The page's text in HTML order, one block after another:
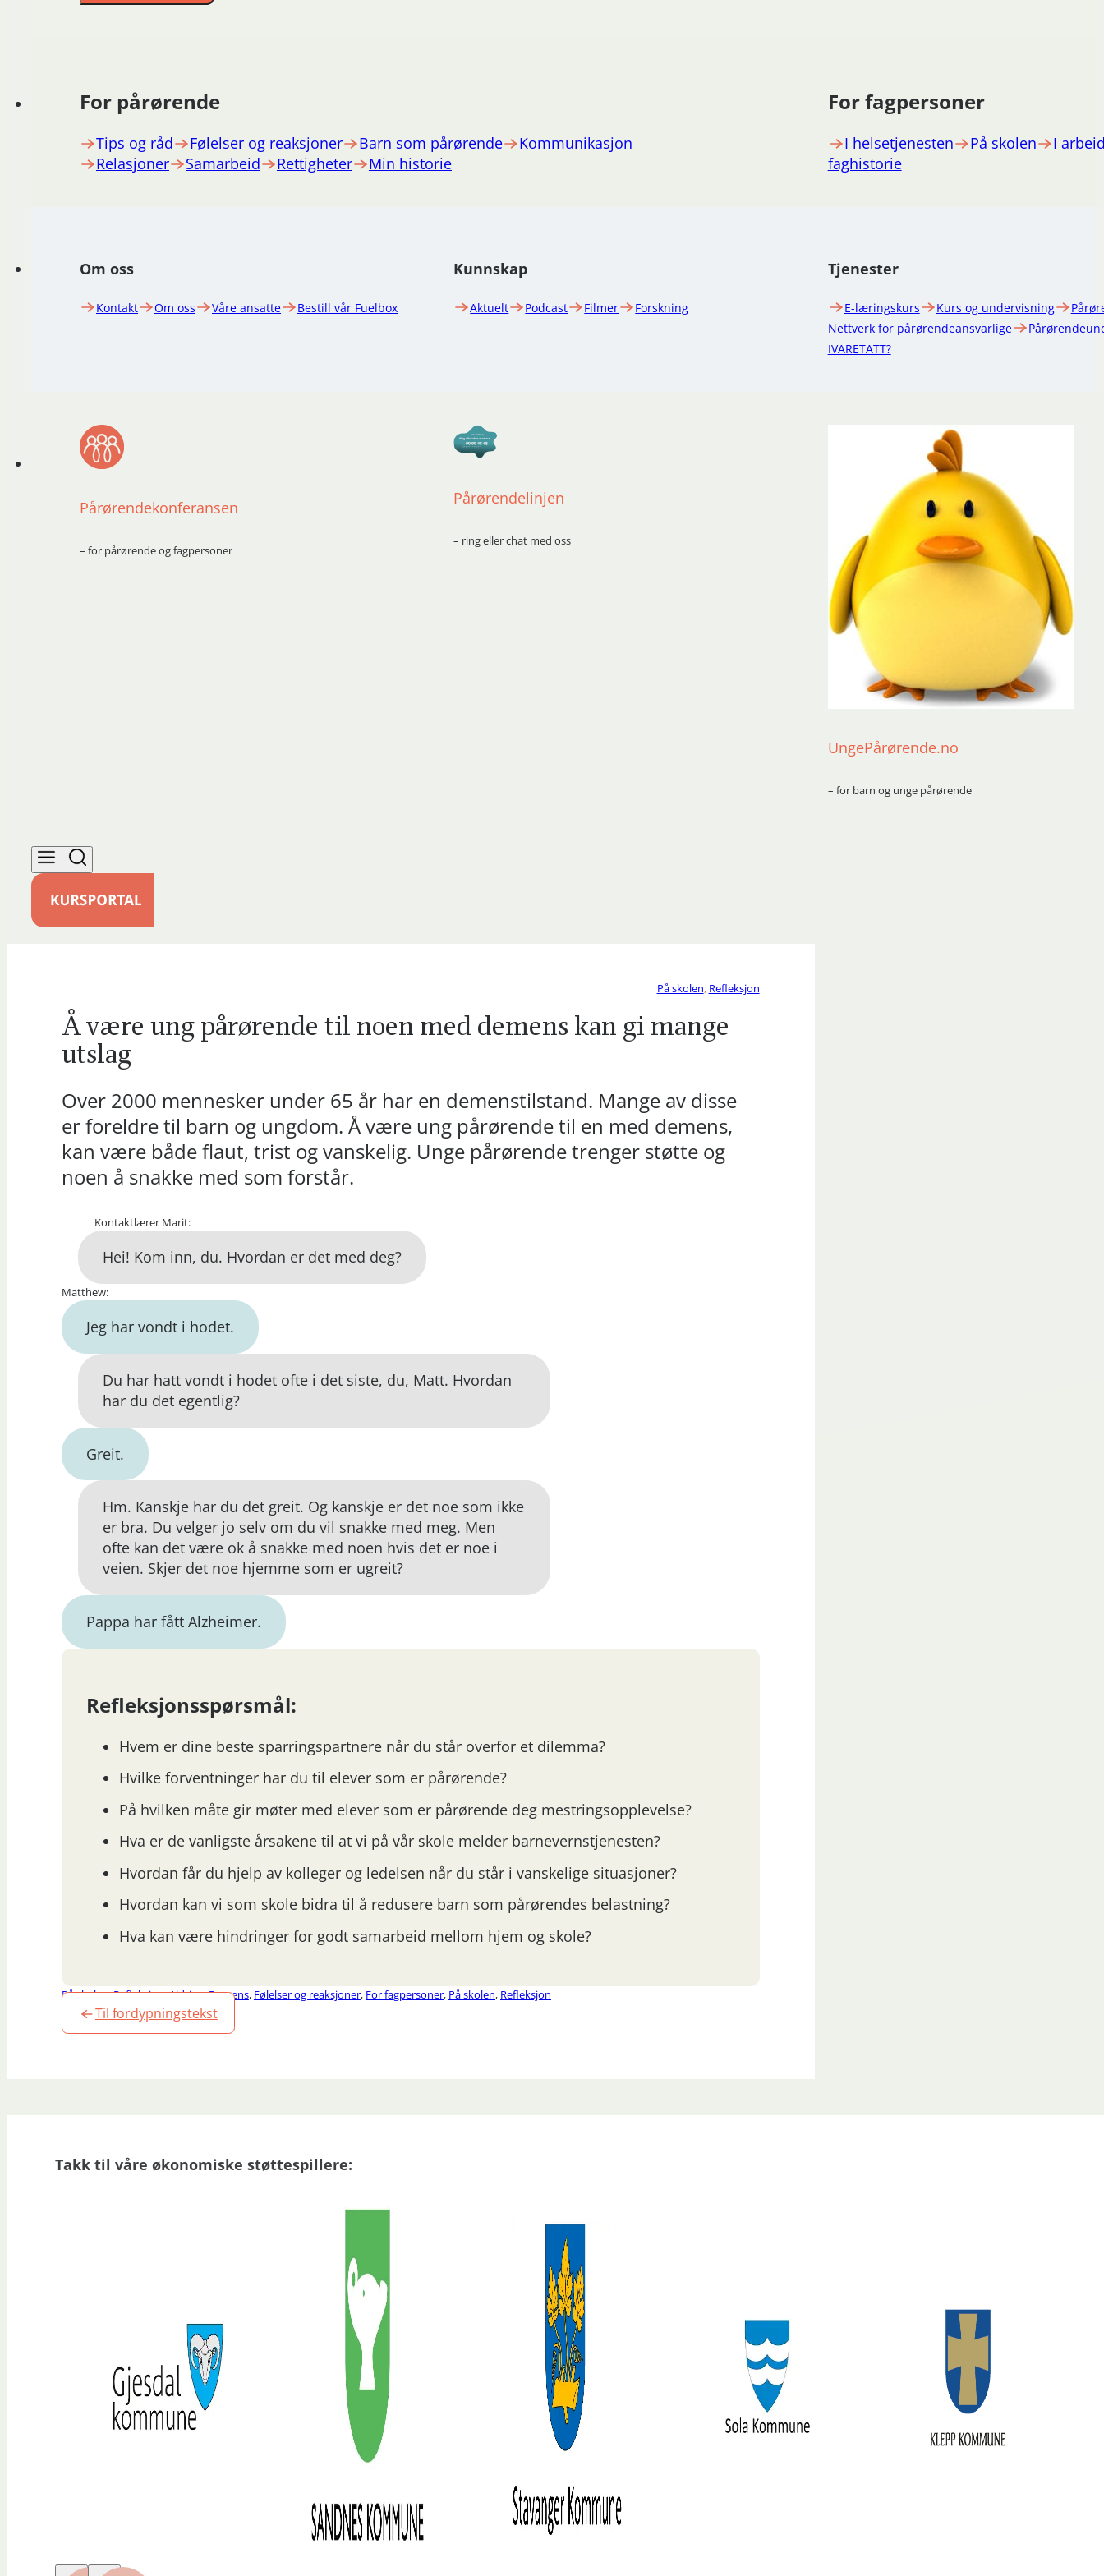
For pårørende
Tips og råd Følelser og reaksjoner Barn som pårørende
Kommunikasjon
Relasjoner
Samarbeid Rettigheter Min historie
For fagpersoner
I helsetjenesten På skolen
I
faghistorie
Om oss
Kontakt Om oss Våre ansatte Bestill vår Fuelbox
Kunnskap
Aktuelt Podcast Filmer Forskning
Tjenester
E-læringskurs Kurs og undervisning
Nettverk for pårørendeansvarlige
IVARETATT?
Pårørendekonferansen
– for pårørende og fagpersoner
Pårørendelinjen
– ring eller chat med oss
UngePårørende.no
– for barn og unge pårørende
På skolen, Refleksjon
Å være ung pårørende til noen med demens kan gi mange
utslag
Over 2000 mennesker under 65 år har en demenstilstand. Mange av disse
er foreldre til barn og ungdom. Å være ung pårørende til en med demens,
kan være både flaut, trist og vanskelig. Unge pårørende trenger støtte og
noen å snakke med som forstår.
Kontaktlærer Marit:
Hei! Kom inn, du. Hvordan er det med deg?
Matthew:
Jeg har vondt i hodet.
Du har hatt vondt i hodet ofte i det siste, du, Matt. Hvordan
har du det egentlig?
Greit.
Hm. Kanskje har du det greit. Og kanskje er det noe som ikke
er bra. Du velger jo selv om du vil snakke med meg. Men
ofte kan det være ok å snakke med noen hvis det er noe i
veien. Skjer det noe hjemme som er ugreit?
Pappa har fått Alzheimer.
Refleksjonsspørsmål:
Hvem er dine beste sparringspartnere når du står overfor et dilemma?
Hvilke forventninger har du til elever som er pårørende?
På hvilken måte gir møter med elever som er pårørende deg mestringsopplevelse?
Hva er de vanligste årsakene til at vi på vår skole melder barnevernstjenesten?
Hvordan får du hjelp av kolleger og ledelsen når du står i vanskelige situasjoner?
Hvordan kan vi som skole bidra til å redusere barn som pårørendes belastning?
Hva kan være hindringer for godt samarbeid mellom hjem og skole?
På skolen,Refleksjon,Aldring,Demens, Følelser og reaksjoner, For fagpersoner, På skolen, Refleksjon
Til fordypningstekst
Takk til våre økonomiske støttespillere: